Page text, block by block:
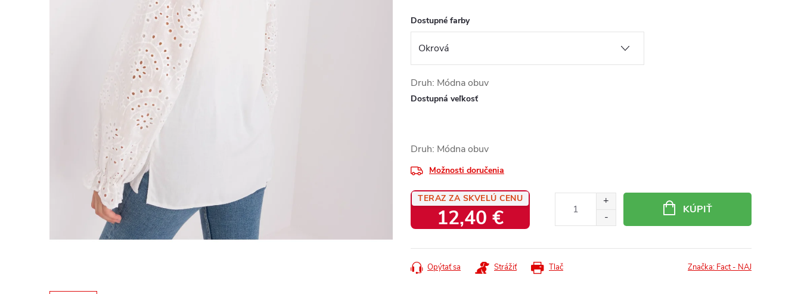
Dostupné farby
Druh: Módna obuv
Dostupná veľkosť
Druh: Módna obuv
Možnosti doručenia
TERAZ ZA SKVELÚ CENU
12,40 €
cena:
KÚPIŤ
Tlač
Opýtať sa Strážiť Značka: Fact - NAJ